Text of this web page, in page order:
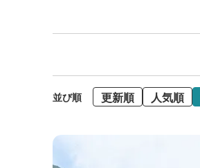
並び順 更新順 人気順